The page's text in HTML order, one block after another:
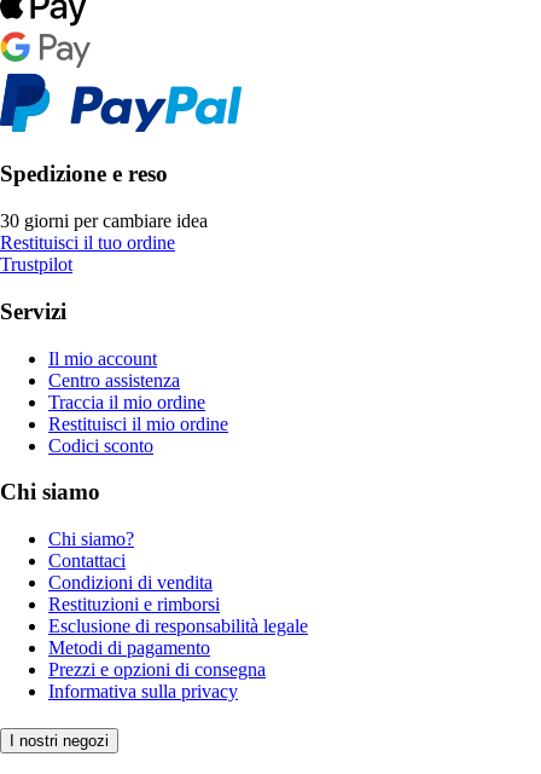
Spedizione e reso
30 giorni per cambiare idea
Restituisci il tuo ordine
Trustpilot
Servizi
Il mio account
Centro assistenza
Traccia il mio ordine
Restituisci il mio ordine
Codici sconto
Chi siamo
Chi siamo?
Contattaci
Condizioni di vendita
Restituzioni e rimborsi
Esclusione di responsabilità legale
Metodi di pagamento
Prezzi e opzioni di consegna
Informativa sulla privacy
I nostri negozi